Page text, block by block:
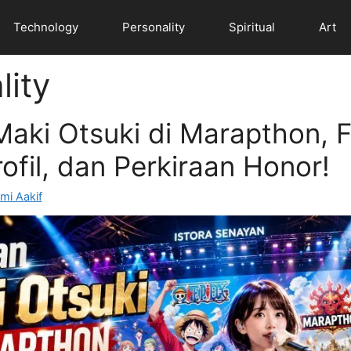
Technology Personality Spiritual Art
Otsuki di Marapthon,
dan Perkiraan Honor!
Aakif